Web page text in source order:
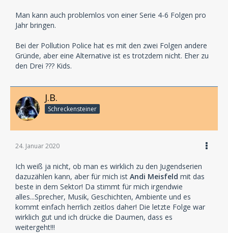
Man kann auch problemlos von einer Serie 4-6 Folgen pro
Jahr bringen.
Bei der Pollution Police hat es mit den zwei Folgen andere
Gründe, aber eine Alternative ist es trotzdem nicht. Eher zu
den Drei ??? Kids.
J.B.
Schreckensteiner
24. Januar 2020
Ich weiß ja nicht, ob man es wirklich zu den Jugendserien
dazuzählen kann, aber für mich ist Andi Meisfeld mit das
beste in dem Sektor! Da stimmt für mich irgendwie
alles...Sprecher, Musik, Geschichten, Ambiente und es
kommt einfach herrlich zeitlos daher! Die letzte Folge war
wirklich gut und ich drücke die Daumen, dass es
weitergeht!!!